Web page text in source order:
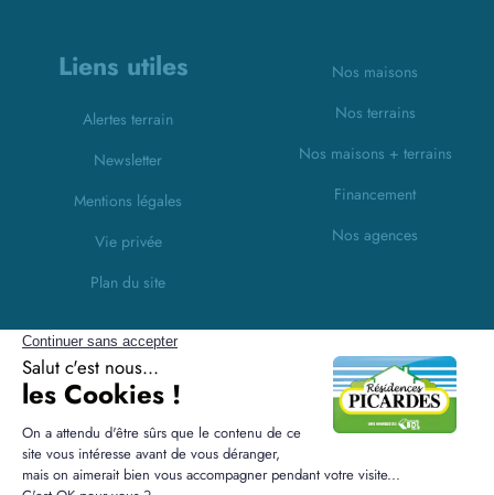
Liens utiles
Alertes terrain
Newsletter
Mentions légales
Vie privée
Plan du site
Nos maisons
Nos terrains
Nos maisons + terrains
Financement
Nos agences